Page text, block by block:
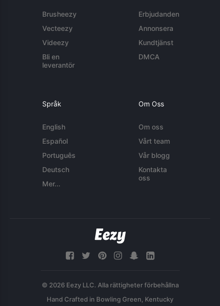
Brusheezy
Vecteezy
Videezy
Bli en
leverantör
Erbjudanden
Annonsera
Kundtjänst
DMCA
Språk
English
Español
Português
Deutsch
Mer...
Om Oss
Om oss
Vårt team
Vår blogg
Kontakta
oss
© 2026 Eezy LLC. Alla rättigheter förbehållna